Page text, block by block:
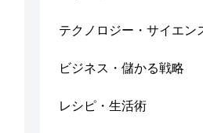
テクノロジー・サイエン
ビジネス・儲かる戦略
レシピ・生活術